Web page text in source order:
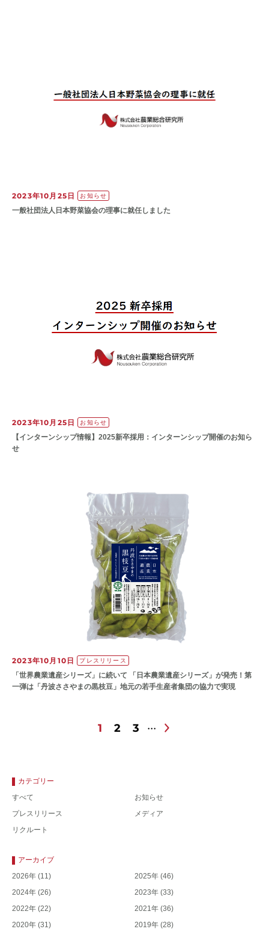
2023年10月25日 お知らせ
一般社団法人日本野菜協会の理事に就任しました
2023年10月25日 お知らせ
【インターンシップ情報】2025新卒採用：インターンシップ開催のお知ら
せ
2023年10月10日 プレスリリース
「世界農業遺産シリーズ」に続いて 「日本農業遺産シリーズ」が発売！第
一弾は「丹波ささやまの黒枝豆」地元の若手生産者集団の協力で実現
1 2 3
カテゴリー
すべて
お知らせ
プレスリリース
メディア
リクルート
アーカイブ
2026年 (11) 2025年 (46)
2024年 (26) 2023年 (33)
2022年 (22) 2021年 (36)
2020年 (31) 2019年 (28)